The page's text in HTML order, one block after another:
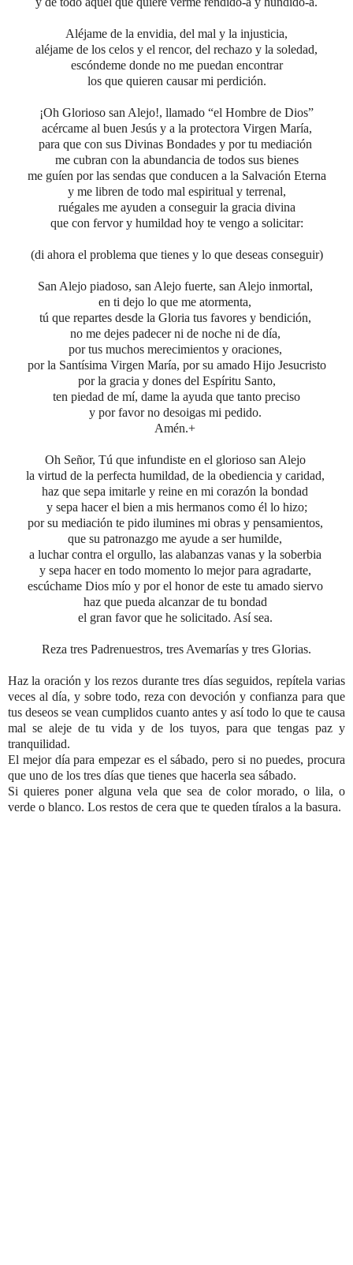
Aléjame de la envidia, del mal y la injusticia,
aléjame de los celos y el rencor, del rechazo y la soledad,
escóndeme donde no me puedan encontrar
los que quieren causar mi perdición.
¡Oh Glorioso san Alejo!, llamado “el Hombre de Dios”
acércame al buen Jesús y a la protectora Virgen María,
para que con sus Divinas Bondades y por tu mediación
me cubran con la abundancia de todos sus bienes
me guíen por las sendas que conducen a la Salvación Eterna
y me libren de todo mal espiritual y terrenal,
ruégales me ayuden a conseguirla gracia divina
que con fervor y humildad hoy te vengo a solicitar:
(di ahora el problema que tienes y lo que deseas conseguir)
San Alejo piadoso, san Alejo fuerte, san Alejo inmortal,
en ti dejo lo que me atormenta,
tú que repartes desde la Gloria tus favores y bendición,
no me dejes padecer ni de noche ni de día,
por tus muchos merecimientos y oraciones,
por la Santísima Virgen María, por su amado Hijo Jesucristo
por la gracia y dones del Espíritu Santo,
ten piedad de mí, dame la ayuda que tanto preciso
y por favor no desoigas mi pedido.
Amén.+
Oh Señor, Tú que infundiste en el glorioso san Alejo
la virtud de la perfecta humildad, de la obediencia y caridad,
haz que sepa imitarle y reine en mi corazón la bondad
y sepa hacer el bien a mis hermanos como él lo hizo;
por su mediación te pido ilumines mi obras y pensamientos,
que su patronazgo me ayude a ser humilde,
a luchar contra el orgullo, las alabanzas vanas y la soberbia
y sepa hacer en todo momento lo mejor para agradarte,
escúchame Dios mío y por el honor de este tu amado siervo
haz que pueda alcanzar de tu bondad
el gran favor que he solicitado. Así sea.
Reza tres Padrenuestros, tres Avemarías y tres Glorias.
Haz la oración y los rezos durante tres días seguidos, repítela varias
veces al día, y sobre todo, reza con devoción y confianza para que
tus deseos se vean cumplidos cuanto antes y así todo lo que te causa
mal se aleje de tu vida y de los tuyos, para que tengas paz y
tranquilidad.
El mejor día para empezar es el sábado, pero si no puedes, procura
que uno de los tres días que tienes que hacerla sea sábado.
Si quieres poner alguna vela que sea de color morado, o lila, o
verde o blanco. Los restos de cera que te queden tíralos a la basura.